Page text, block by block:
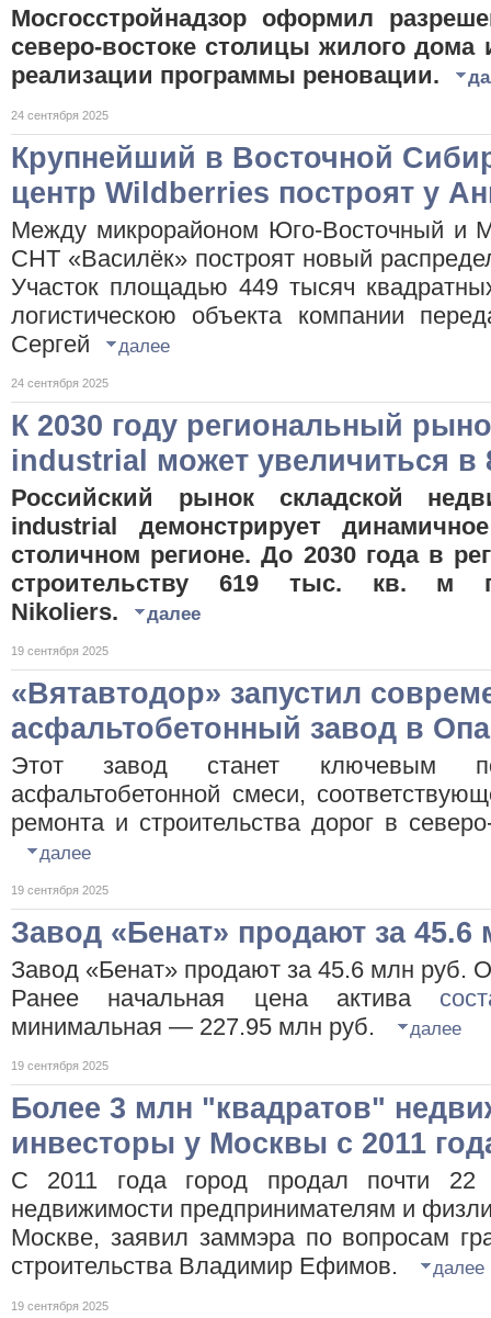
Мосгосстройнадзор оформил
северо-востоке столицы жилого дома
реализации программы реновации.
24 сентября 2025
Крупнейший в Восточной
центр Wildberries построят у
Между микрорайоном Юго-Восточный и
СНТ «Василёк» построят новый
Участок площадью 449 тысяч
логистическою объекта компании
Сергей
далее
24 сентября 2025
К 2030 году региональный
industrial может увеличиться в
Российский рынок складской
industrial демонстрирует
столичном регионе. До 2030 года в
строительству 619 тыс. кв. м
Nikoliers.
далее
19 сентября 2025
«Вятавтодор» запустил
асфальтобетонный завод в
Этот завод станет ключевым
асфальтобетонной смеси,
ремонта и строительства дорог в
далее
19 сентября 2025
Завод «Бенат» продают за 45.6
Завод «Бенат» продают за 45.6 млн руб.
Ранее начальная цена актива
минимальная — 227.95 млн руб.
далее
19 сентября 2025
Более 3 млн "квадратов"
инвесторы у Москвы с 2011
С 2011 года город продал почти 22
недвижимости предпринимателям и
Москве, заявил заммэра по вопросам
строительства Владимир Ефимов.
далее
19 сентября 2025